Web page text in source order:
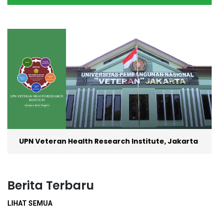
UPN Veteran Health Research Institute, Jakarta
Berita Terbaru
LIHAT SEMUA